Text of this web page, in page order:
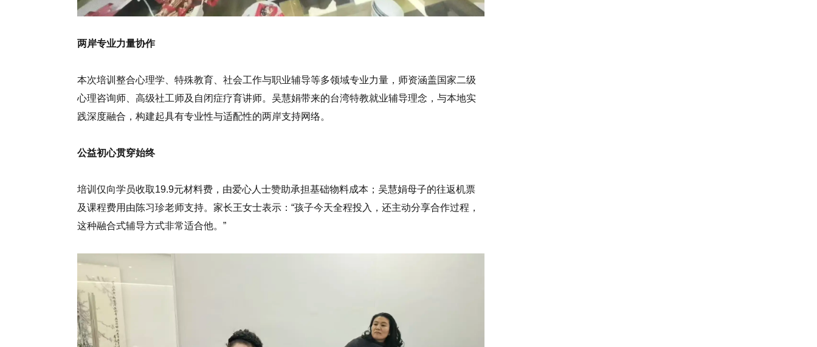
两岸专业力量协作
本次培训整合心理学、特殊教育、社会工作与职业辅导等多领域专业力量，师资涵盖国家二级
心理咨询师、高级社工师及自闭症疗育讲师。吴慧娟带来的台湾特教就业辅导理念，与本地实
践深度融合，构建起具有专业性与适配性的两岸支持网络。
公益初心贯穿始终
培训仅向学员收取19.9元材料费，由爱心人士赞助承担基础物料成本；吴慧娟母子的往返机票
及课程费用由陈习珍老师支持。家长王女士表示：“孩子今天全程投入，还主动分享合作过程，
这种融合式辅导方式非常适合他。”